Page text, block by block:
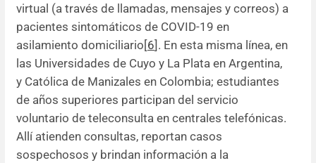
virtual (a través de llamadas, mensajes y correos) a
pacientes sintomáticos de COVID-19 en
asilamiento domiciliario[6]. En esta misma línea, en
las Universidades de Cuyo y La Plata en Argentina,
y Católica de Manizales en Colombia; estudiantes
de años superiores participan del servicio
voluntario de teleconsulta en centrales telefónicas.
Allí atienden consultas, reportan casos
sospechosos y brindan información a la